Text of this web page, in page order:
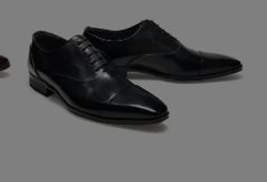
合わせたコンビネーション底を